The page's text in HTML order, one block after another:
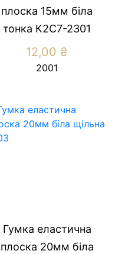
плоска 15мм біла
тонка К2С7-2301
12,00 ₴
2001
Гумка еластична
плоска 20мм біла